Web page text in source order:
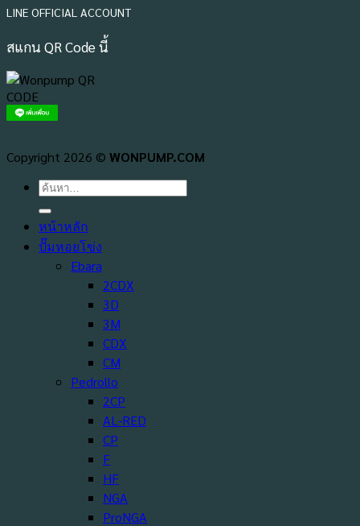
LINE OFFICIAL ACCOUNT
สแกน QR Code นี้
Copyright 2026 © WONPUMP.COM
ค้นหา:
หน้าหลัก
ปั๊มหอยโข่ง
Ebara
2CDX
3D
3M
CDX
CM
Pedrollo
2CP
AL-RED
CP
F
HF
NGA
ProNGA